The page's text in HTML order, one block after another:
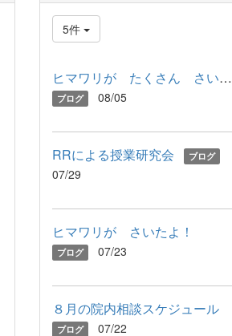
5件
ヒマワリが たくさん さいたよ！
ブログ 08/05
RRによる授業研究会 ブログ
07/29
ヒマワリが さいたよ！
ブログ 07/23
８月の院内相談スケジュール
ブログ 07/22